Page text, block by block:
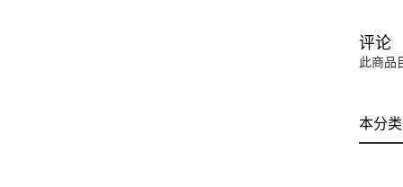
评论
此商品
本分